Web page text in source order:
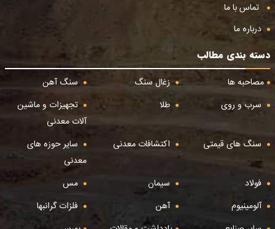
تماس با ما
درباره ما
دسته بندی مطالب
مصاحبه ها
زغال سنگ
سنگ آهن
سرب و روی
طلا
تجهیزات و ماشین
آلات معدنی
سنگ های قیمتی
اکتشافات معدنی
سایر حوزه های
معدنی
فولاد
سیمان
مس
آلومینیوم
آهن
فلزات گرانبها